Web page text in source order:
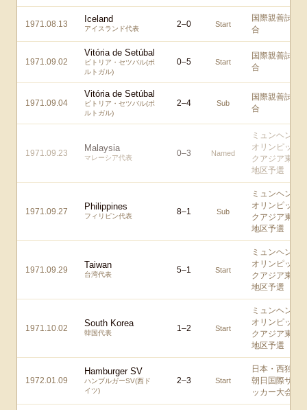
1971.08.13 Iceland
アイスランド代表 2–0 Start
国際親善試
合
1971.09.02
Vitória de Setúbal
ビトリア・セツバル(ポ
ルトガル)
0–5 Start
国際親善試
合
1971.09.04
Vitória de Setúbal
ビトリア・セツバル(ポ
ルトガル)
2–4 Sub
国際親善試
合
1971.09.23 Malaysia
マレーシア代表 0–3 Named
ミュンヘン
オリンピッ
クアジア東
地区予選
1971.09.27 Philippines
フィリピン代表 8–1 Sub
ミュンヘン
オリンピッ
クアジア東
地区予選
1971.09.29 Taiwan
台湾代表 5–1 Start
ミュンヘン
オリンピッ
クアジア東
地区予選
1971.10.02 South Korea
韓国代表 1–2 Start
ミュンヘン
オリンピッ
クアジア東
地区予選
1972.01.09
Hamburger SV
ハンブルガーSV(西ド
イツ)
2–3 Start
日本・西独
朝日国際サ
ッカー大会